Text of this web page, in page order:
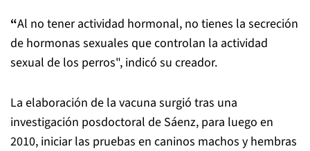
“Al no tener actividad hormonal, no tienes la secreción
de hormonas sexuales que controlan la actividad
sexual de los perros", indicó su creador.
La elaboración de la vacuna surgió tras una
investigación posdoctoral de Sáenz, para luego en
2010, iniciar las pruebas en caninos machos y hembras